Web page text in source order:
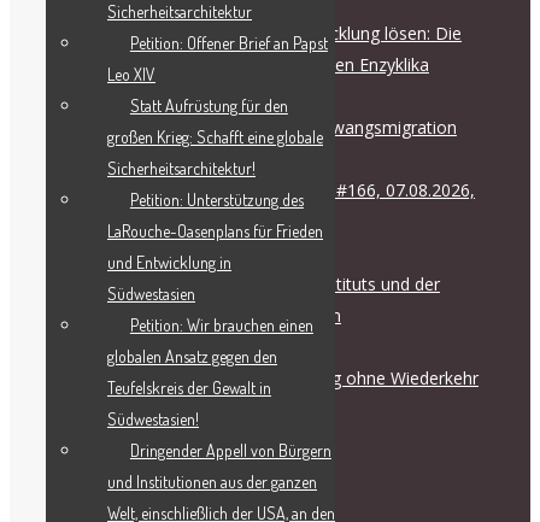
Die Flüchtlingskrise durch Entwicklung lösen: Die
strategische Bedeutung der neuen Enzyklika
August 7, 2026
EIR-Krisenforum zur Krise der Zwangsmigration
August 7, 2026
Internationale Friedenskoalition #166, 07.08.2026,
17.00 Uhr
August 6, 2026
Pressemitteilung des Schiller-Instituts und der
Internationalen Friedenskoalition
August 6, 2026
Der Weg in den Krieg ist ein Weg ohne Wiederkehr
Juli 28, 2026
Sicherheitsarchitektur
Petition: Offener Brief an Papst
Leo XIV
Statt Aufrüstung für den
großen Krieg: Schafft eine globale
Sicherheitsarchitektur!
Petition: Unterstützung des
LaRouche-Oasenplans für Frieden
und Entwicklung in
Südwestasien
Petition: Wir brauchen einen
globalen Ansatz gegen den
Teufelskreis der Gewalt in
Südwestasien!
Dringender Appell von Bürgern
und Institutionen aus der ganzen
Welt, einschließlich der USA, an den